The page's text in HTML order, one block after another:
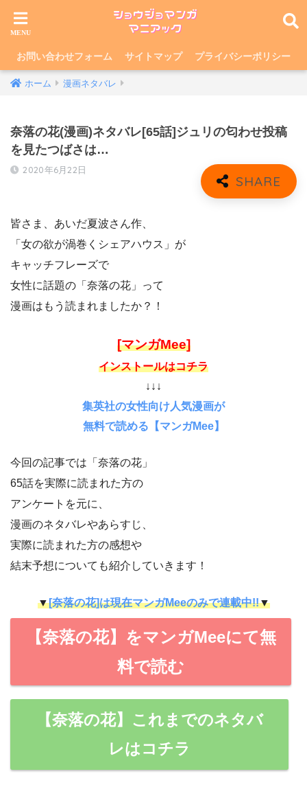
お問い合わせフォーム サイトマップ プライバシーポリシー
ホーム 漫画ネタバレ
奈落の花(漫画)ネタバレ[65話]ジュリの匂わせ投稿
を見たつばさは…
2020年6月22日
皆さま、あいだ夏波さん作、
「女の欲が渦巻くシェアハウス」が
キャッチフレーズで
女性に話題の「奈落の花」って
漫画はもう読まれましたか？！
[マンガMee]
インストールはコチラ
↓↓↓
集英社の女性向け人気漫画が
無料で読める【マンガMee】
今回の記事では「奈落の花」
65話を実際に読まれた方の
アンケートを元に、
漫画のネタバレやあらすじ、
実際に読まれた方の感想や
結末予想についても紹介していきます！
▼[奈落の花]は現在マンガMeeのみで連載中!!▼
【奈落の花】をマンガMeeにて無
料で読む
【奈落の花】これまでのネタバ
レはコチラ